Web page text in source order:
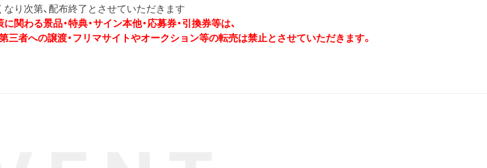
なり次第、配布終了とさせていただきます
関わる景品・特典・サイン本他・応募券・引換券等は、
三者への譲渡・フリマサイトやオークション等の転売は禁止とさせていただきます。